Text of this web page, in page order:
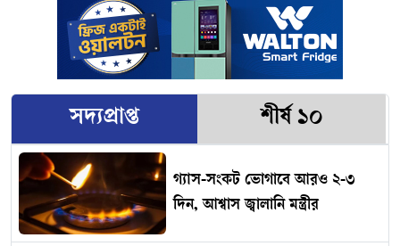
সদ্যপ্রাপ্ত শীর্ষ ১০
গ্যাস-সংকট ভোগাবে আরও ২-৩
দিন, আশ্বাস জ্বালানি মন্ত্রীর